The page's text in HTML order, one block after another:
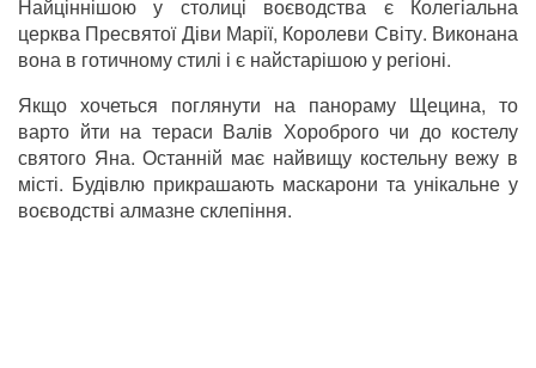
Найціннішою у столиці воєводства є Колегіальна
церква Пресвятої Діви Марії, Королеви Світу. Виконана
вона в готичному стилі і є найстарішою у регіоні.
Якщо хочеться поглянути на панораму Щецина, то
варто йти на тераси Валів Хороброго чи до костелу
святого Яна. Останній має найвищу костельну вежу в
місті. Будівлю прикрашають маскарони та унікальне у
воєводстві алмазне склепіння.